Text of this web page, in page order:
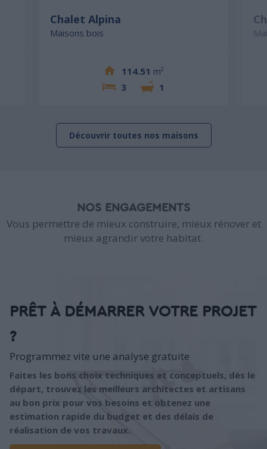
Chalet Alpina
Maisons bois
114.51 m²
3
1
Découvrir toutes nos maisons
NOS ENGAGEMENTS
Vous permettre de mieux construire, mieux rénover et
mieux agrandir votre habitat.
PRÊT À DÉMARRER VOTRE PROJET
?
Programmez vite une analyse gratuite
Faites les bons choix techniques et conceptuels, dès le
départ, trouvez les meilleurs architectes et artisans
au bon prix pour vos besoins et obtenez une
estimation rapide du budget et des délais de
réalisation de vos travaux.